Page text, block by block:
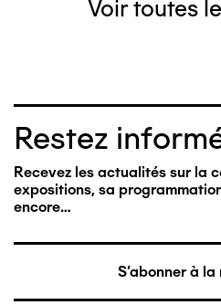
Voir toutes
Restez
Recevez les actualités sur la
expositions, sa
encore…
S'abonner à